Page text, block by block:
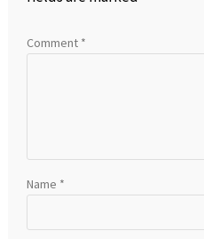
Comment *
Name *